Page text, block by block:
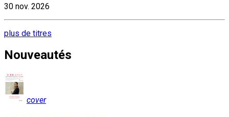
30 nov. 2026
plus de titres
Nouveautés
cover